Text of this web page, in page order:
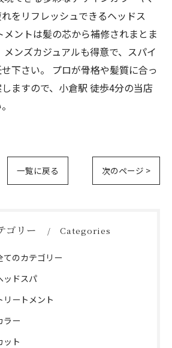
をリフレッシュできるヘッドス
ントは髪の芯から補修されまとま
メンズカジュアルも得意で、スパイ
下さい。 プロが骨格や髪質に合っ
ますので、小倉駅 徒歩4分の当店
一覧に戻る 次のページ >
ゴリー Categories
てのカテゴリー
ッドスパ
リートメント
ラー
ット